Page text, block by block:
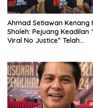
Ahmad Setiawan Kenang
Sholeh: Pejuang Keadilan
Viral No Justice” Telah